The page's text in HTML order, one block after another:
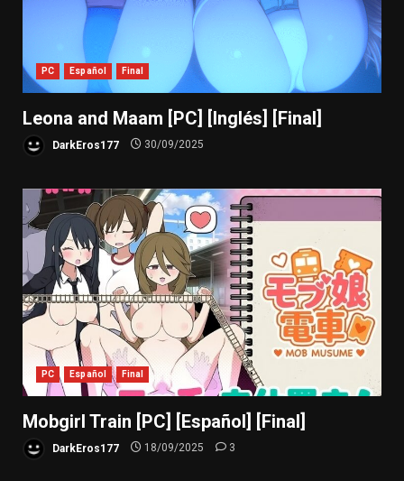
PC Español Final
Leona and Maam [PC] [Inglés] [Final]
DarkEros177 30/09/2025
PC Español Final
Mobgirl Train [PC] [Español] [Final]
DarkEros177 18/09/2025 3